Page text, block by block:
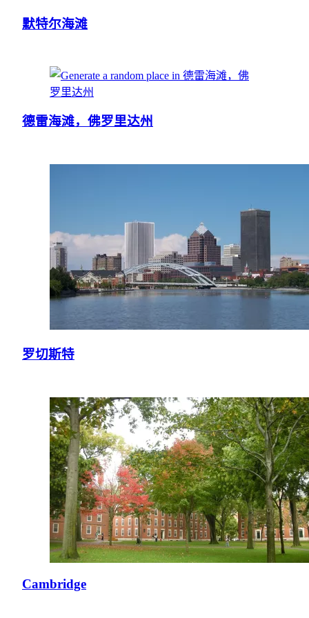
默特尔海滩
德雷海滩，佛罗里达州
罗切斯特
Cambridge